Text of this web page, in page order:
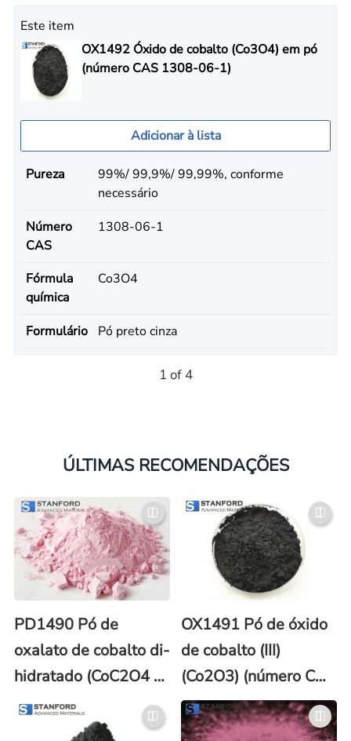
Este item
OX1492 Óxido de cobalto (Co3O4) em pó
(número CAS 1308-06-1)
Adicionar à lista
Pureza
99%/ 99,9%/ 99,99%, conforme
necessário
Número
CAS
1308-06-1
Fórmula
química
Co3O4
Formulário Pó preto cinza
1 of 4
ÚLTIMAS RECOMENDAÇÕES
PD1490 Pó de
oxalato de cobalto di-
hidratado (CoC2O4 -
2H2O) (número CAS
5965-38-8)
OX1491 Pó de óxido
de cobalto (III)
(Co2O3) (número CAS
1308-04-9)